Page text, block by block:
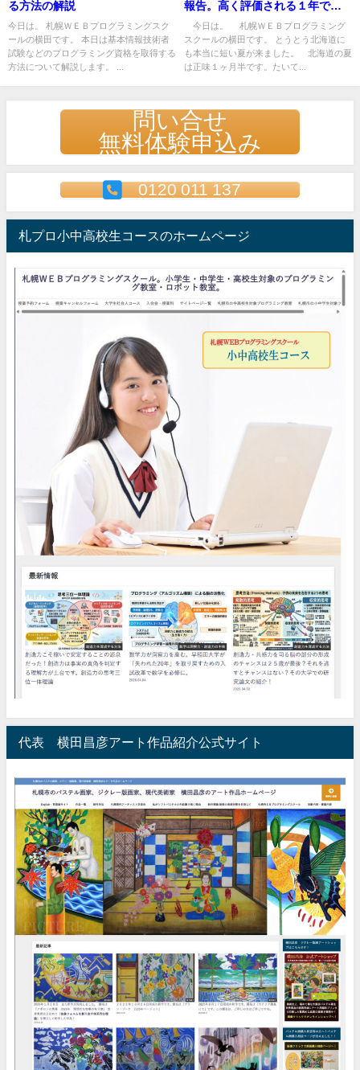
る方法の解説
今日は。 札幌ＷＥＢプログラミングスク
ールの横田です。 本日は基本情報技術者
試験などのプログラミング資格を取得する
方法について解説します。 ...
報告。高く評価される１年で基
本情報技術者試験合格の実績！
今日は。 札幌ＷＥＢプログラミング
スクールの横田です。 とうとう北海道に
も本当に短い夏が来ました。 北海道の夏
は正味１ヶ月半です。たいて...
問い合せ
無料体験申込み
0120 011 137
札プロ小中高校生コースのホームページ
代表 横田昌彦アート作品紹介公式サイト